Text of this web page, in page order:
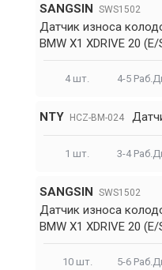
SANGSIN SWS1502
Датчик износа
BMW X1 XDRIVE 20 (E/
4 шт. 4-5
NTY HCZ-BM-024
1 шт. 3-4
SANGSIN SWS1502
Датчик износа
BMW X1 XDRIVE 20 (E/
10 шт. 5-6